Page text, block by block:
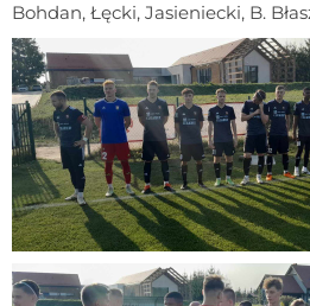
Bohdan, Łęcki, Jasieniecki, B.